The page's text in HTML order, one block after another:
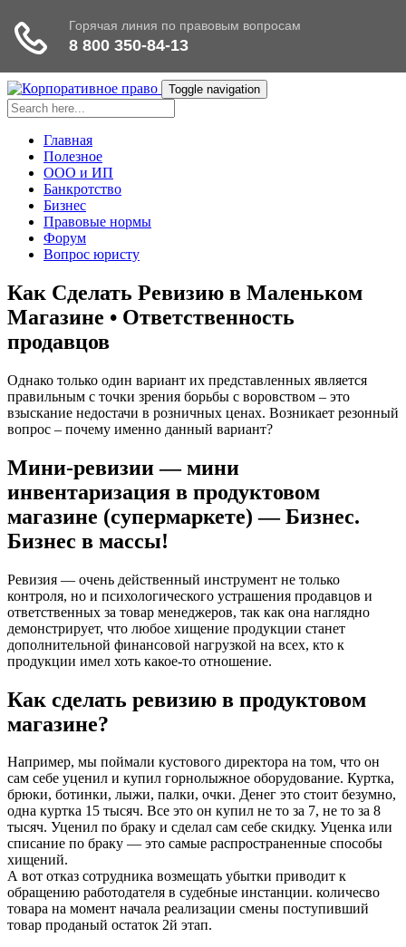
Toggle navigation
Главная
Полезное
ООО и ИП
Банкротство
Бизнес
Правовые нормы
Форум
Вопрос юристу
Как Сделать Ревизию в Маленьком
Магазине • Ответственность
продавцов
Однако только один вариант их представленных является
правильным с точки зрения борьбы с воровством – это
взыскание недостачи в розничных ценах. Возникает резонный
вопрос – почему именно данный вариант?
Мини-ревизии — мини
инвентаризация в продуктовом
магазине (супермаркете) — Бизнес.
Бизнес в массы!
Ревизия — очень действенный инструмент не только
контроля, но и психологического устрашения продавцов и
ответственных за товар менеджеров, так как она наглядно
демонстрирует, что любое хищение продукции станет
дополнительной финансовой нагрузкой на всех, кто к
продукции имел хоть какое-то отношение.
Как сделать ревизию в продуктовом
магазине?
Например, мы поймали кустового директора на том, что он
сам себе уценил и купил горнолыжное оборудование. Куртка,
брюки, ботинки, лыжи, палки, очки. Денег это стоит безумно,
одна куртка 15 тысяч. Все это он купил не то за 7, не то за 8
тысяч. Уценил по браку и сделал сам себе скидку. Уценка или
списание по браку — это самые распространенные способы
хищений.
А вот отказ сотрудника возмещать убытки приводит к
обращению работодателя в судебные инстанции. количесво
товара на момент начала реализации смены поступивший
товар проданый остаток 2й этап.